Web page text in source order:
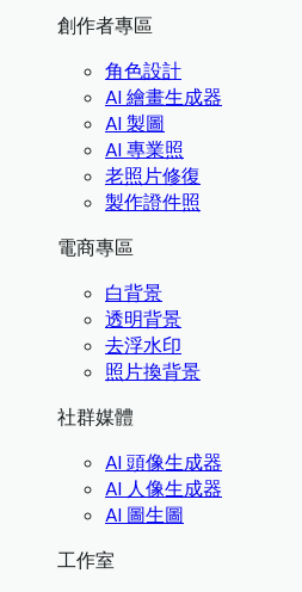
創作者專區
角色設計
AI 繪畫生成器
AI 製圖
AI 專業照
老照片修復
製作證件照
電商專區
白背景
透明背景
去浮水印
照片換背景
社群媒體
AI 頭像生成器
AI 人像生成器
AI 圖生圖
工作室